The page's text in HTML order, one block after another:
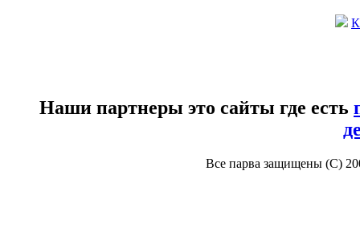
Наши партнеры это сайты где есть
Все парва защищены (С)